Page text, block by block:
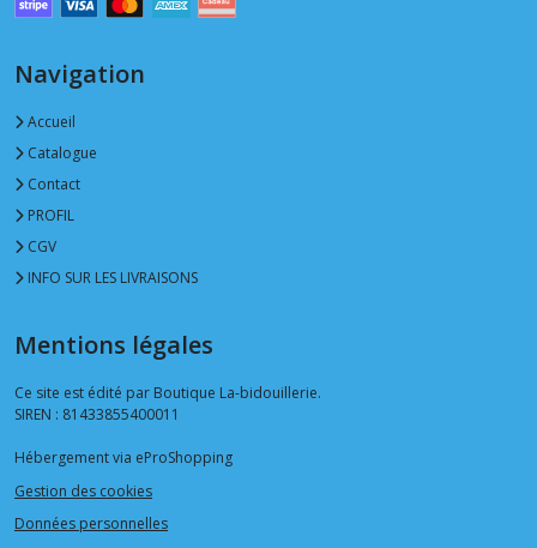
Navigation
Accueil
Catalogue
Contact
PROFIL
CGV
INFO SUR LES LIVRAISONS
Mentions légales
Ce site est édité par Boutique La-bidouillerie.
SIREN : 81433855400011
Hébergement via eProShopping
Gestion des cookies
Données personnelles